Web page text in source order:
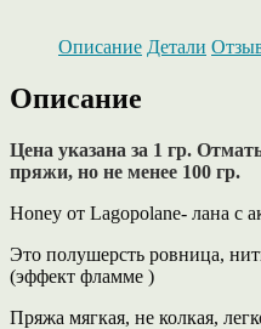
Описание Детали
Описание
Цена указана за 1 гр.
пряжи, но не менее 100 гр.
Honey от Lagopolane- лана с
Это полушерсть ровница,
(эффект фламме )
Пряжа мягкая, не колкая,